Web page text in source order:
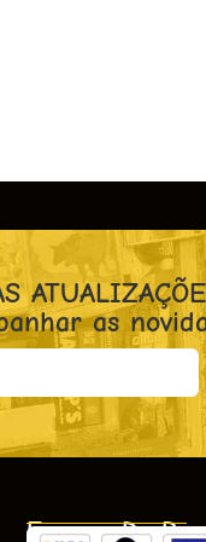
as
Formas De